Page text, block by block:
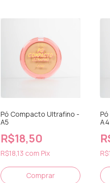
Pó Compacto Ultrafino -
A5
R$18,50
R$18,13 com Pix
A4